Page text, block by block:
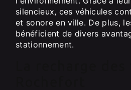
silencieux, ces véhicules
et sonore en ville. De plus,
bénéficient de divers
stationnement.